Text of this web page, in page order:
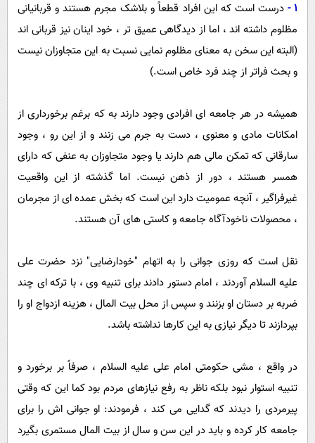
1 -
درست است که این افراد قطعاً و بلاشک مجرم هستند و قربانیانی
مظلوم داشته اند ، اما از دیدگاهی عمیق تر ، خود اینان نیز قربانی اند
(البته این سخن به معنای مظلوم نمایی نسبت به این متجاوزان نیست
و بحث فراتر از چند فرد خاص است.)
همیشه در هر جامعه ای افرادی وجود دارند به که برغم برخورداری از
امکانات مادی و معنوی ، دست به جرم می زنند و از این رو ، وجود
سارقانی که تمکن مالی هم دارند یا وجود متجاوزان به عنفی که دارای
همسر هستند ، دور از ذهن نیست. اما گذشته از این واقعیت
غیرفراگیر ، آنچه عمومیت دارد این است که بخش عمده ای از مجرمان
، محصولات ناخودآگاه جامعه و کاستی های آن هستند.
نقل است که روزی جوانی را به اتهام "خودارضایی" نزد حضرت علی
علیه السلام آوردند ، امام دستور دادند برای تنبیه وی ، با ترکه ای چند
ضربه بر دستان او بزنند و سپس از محل بیت المال ، هزینه ازدواج او را
بپردازند تا دیگر نیازی به این کارها نداشته باشد.
در واقع ، مشی حکومتی امام علی علیه السلام ، صرفاً بر برخورد و
تنبیه استوار نبود بلکه ناظر به رفع نیازهای مردم بود کما این که وقتی
پیرمردی را دیدند که گدایی می کند ، فرمودند: او جوانی اش را برای
جامعه کار کرده و باید در این سن و سال از بیت المال مستمری بگیرد